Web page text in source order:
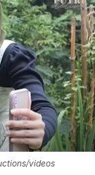
videos